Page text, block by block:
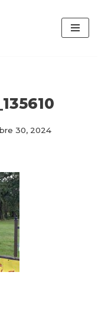
30, 2024